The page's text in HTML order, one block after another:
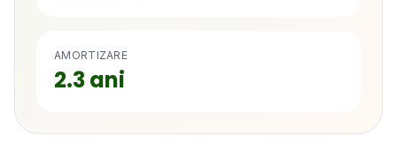
AMORTIZARE
2.3ani